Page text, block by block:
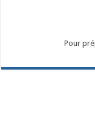
Pour